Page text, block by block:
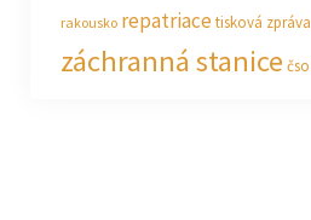
rakousko repatriacetisková zpráva
záchranná stanice čso